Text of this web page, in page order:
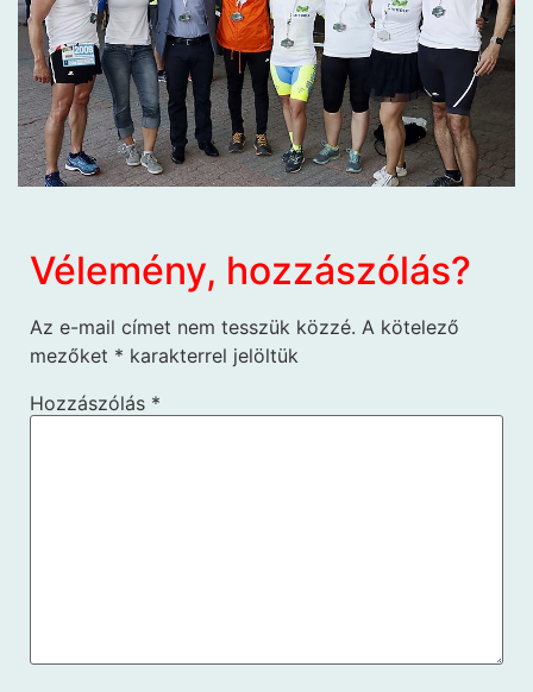
Vélemény, hozzászólás?
Az e-mail címet nem tesszük közzé. A kötelező
mezőket * karakterrel jelöltük
Hozzászólás *